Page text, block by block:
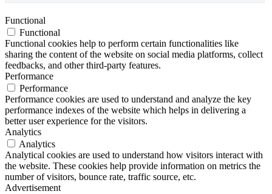
Functional
Functional
Functional cookies help to perform certain functionalities like
sharing the content of the website on social media platforms, collect
feedbacks, and other third-party features.
Performance
Performance
Performance cookies are used to understand and analyze the key
performance indexes of the website which helps in delivering a
better user experience for the visitors.
Analytics
Analytics
Analytical cookies are used to understand how visitors interact with
the website. These cookies help provide information on metrics the
number of visitors, bounce rate, traffic source, etc.
Advertisement